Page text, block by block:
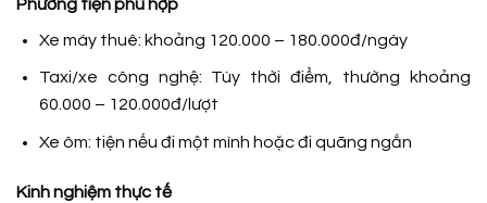
Phương tiện phù hợp
Xe máy thuê: khoảng 120.000 – 180.000đ/ngày
Taxi/xe công nghệ: Tùy thời điểm, thường khoảng
60.000 – 120.000đ/lượt
Xe ôm: tiện nếu đi một mình hoặc đi quãng ngắn
Kinh nghiệm thực tế